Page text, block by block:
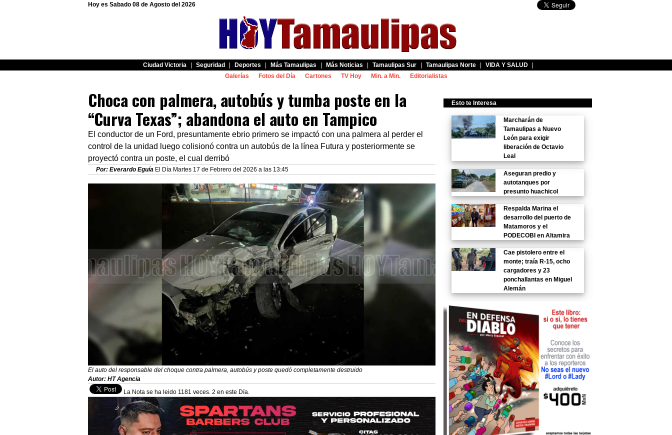
Hoy es Sabado 08 de Agosto del 2026
Ciudad Victoria Seguridad Deportes Más Tamaulipas Más Noticias Tamaulipas Sur Tamaulipas Norte VIDA Y SALUD
Galerías
Fotos del Día Cartones TV Hoy Min. a Min. Editorialistas
Choca con palmera, autobús y tumba poste en la
“Curva Texas”; abandona el auto en Tampico
El conductor de un Ford, presuntamente ebrio primero se impactó con una palmera al perder el
control de la unidad luego colisionó contra un autobús de la línea Futura y posteriormente se
proyectó contra un poste, el cual derribó
Por: Everardo Eguía El Día Martes 17 de Febrero del 2026 a las 13:45
El auto del responsable del choque contra palmera, autobús y poste quedó completamente destruido
Autor: HT Agencia
La Nota se ha leido 1181 veces. 2 en este Día.
Esto te Interesa
Marcharán de
Tamaulipas a Nuevo
León para exigir
liberación de Octavio
Leal
Aseguran predio y
autotanques por
presunto huachicol
Respalda Marina el
desarrollo del puerto de
Matamoros y el
PODECOBI en Altamira
Cae pistolero entre el
monte; traía R-15, ocho
cargadores y 23
ponchallantas en Miguel
Alemán